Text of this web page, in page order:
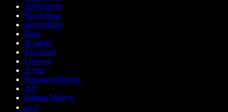
ქართული
Slovenčina
Slovenščina
Eesti
Hrvatski
Ελληνικά
Lietuvių
עברית
Bahasa Indonesia
বাংলা
Bahasa Melayu
اردو